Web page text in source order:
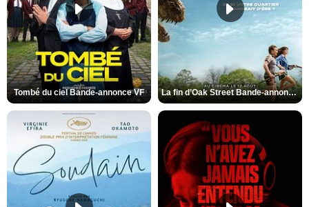
Tombé du ciel Bande-annonce VF La fin d’Oak Street Bande-annonce VO STFR